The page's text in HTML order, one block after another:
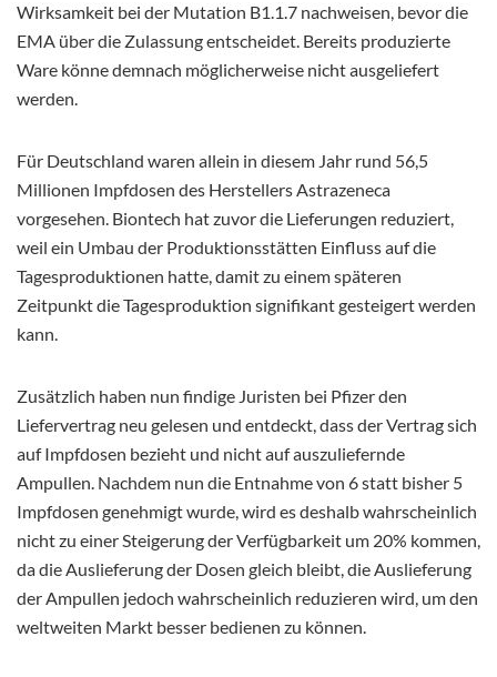
Wirksamkeit bei der Mutation B1.1.7 nachweisen, bevor die
EMA über die Zulassung entscheidet. Bereits produzierte
Ware könne demnach möglicherweise nicht ausgeliefert
werden.
Für Deutschland waren allein in diesem Jahr rund 56,5
Millionen Impfdosen des Herstellers Astrazeneca
vorgesehen. Biontech hat zuvor die Lieferungen reduziert,
weil ein Umbau der Produktionsstätten Einfluss auf die
Tagesproduktionen hatte, damit zu einem späteren
Zeitpunkt die Tagesproduktion signifikant gesteigert werden
kann.
Zusätzlich haben nun findige Juristen bei Pfizer den
Liefervertrag neu gelesen und entdeckt, dass der Vertrag sich
auf Impfdosen bezieht und nicht auf auszuliefernde
Ampullen. Nachdem nun die Entnahme von 6 statt bisher 5
Impfdosen genehmigt wurde, wird es deshalb wahrscheinlich
nicht zu einer Steigerung der Verfügbarkeit um 20% kommen,
da die Auslieferung der Dosen gleich bleibt, die Auslieferung
der Ampullen jedoch wahrscheinlich reduzieren wird, um den
weltweiten Markt besser bedienen zu können.